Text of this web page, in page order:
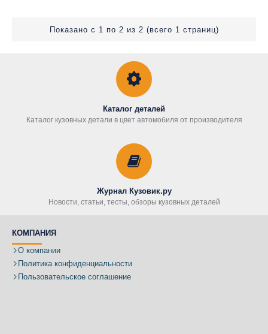
Показано с 1 по 2 из 2 (всего 1 страниц)
Каталог деталей
Каталог кузовных детали в цвет автомобиля от производителя
Журнал Кузовик.ру
Новости, статьи, тесты, обзоры кузовных деталей
КОМПАНИЯ
О компании
Политика конфиденциальности
Пользовательское соглашение